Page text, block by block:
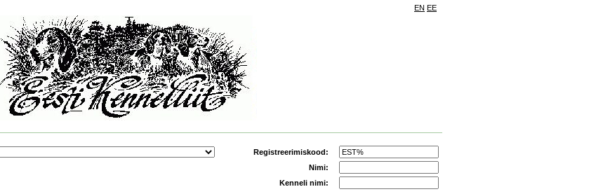
EN EE
Registreerimiskood:
Nimi:
Kenneli nimi: